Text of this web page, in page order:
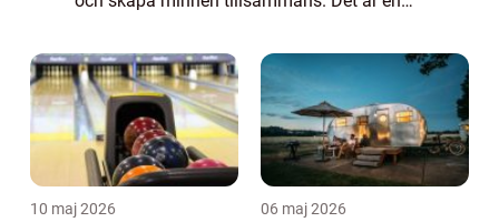
och utforska nya upplevelser. Men va...
10 maj 2026 06 maj 2026